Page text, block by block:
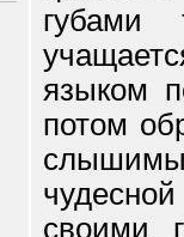
губами
языком
потом
своими